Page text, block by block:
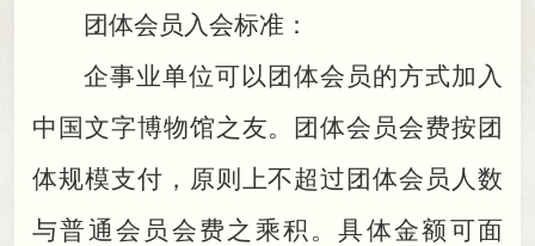
团体会员入会标准：
企事业单位可以团体会员的方式加入
中国文字博物馆之友。
团体会员会费按团
体规模支付，原则上不超过团体会员人数
与普通会员会费之乘积 。具体金额可面